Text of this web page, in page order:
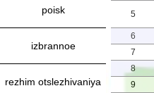
poisk
izbrannoe
rezhim otslezhivaniya
5
6
7
8
9